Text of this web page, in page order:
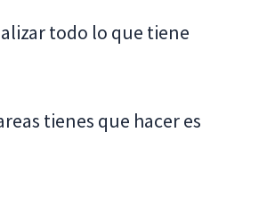
todo lo que tiene
tienes que hacer es